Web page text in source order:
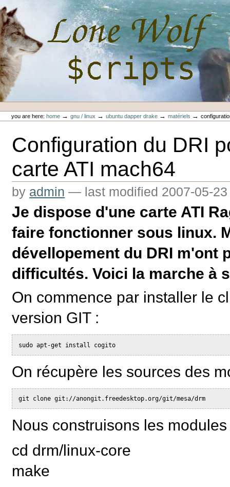
to
content.
Skip
to
navigation
Personal
tools
you are here: home →gnu / linux →ubuntu dapper drake →matériels →
Configuration du DRI
carte ATI mach64
by admin — last modified 2007-05-
Je dispose d'une carte ATI
faire fonctionner sous linux.
dévellopement du DRI m'ont
difficultés. Voici la marche à
On commence par installer le
version GIT :
sudo apt-get install cogito
On récupère les sources des
git clone git://anongit.freedesktop.org/git/mesa/drm
Nous construisons les
cd drm/linux-core
make